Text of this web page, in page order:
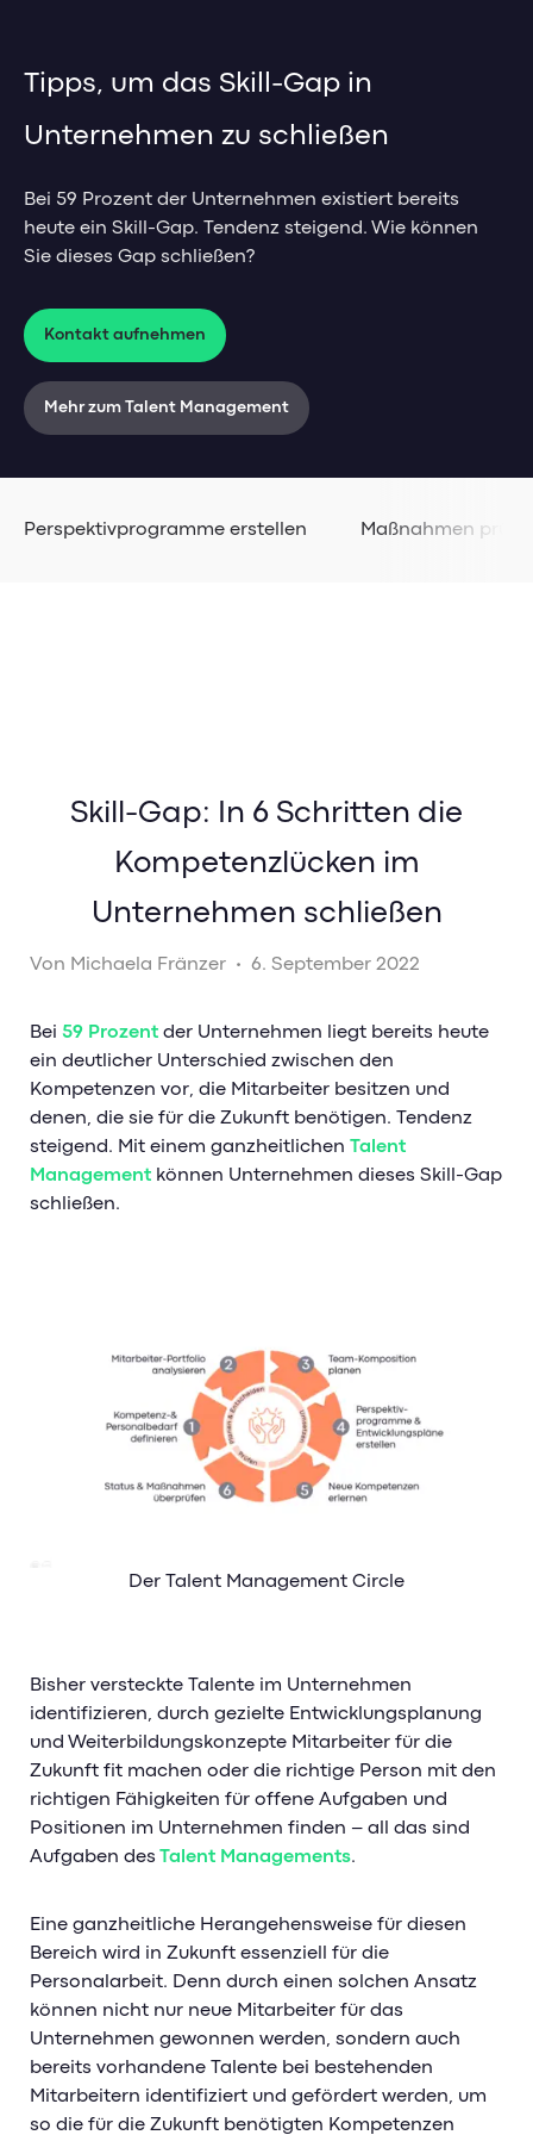
Management-Blog
Management-Glossar
Weiterbildungsmanagement
HR-Impulse
Referenzen & Erfolgsstorys
HR-Blog & Whitepaper
HR-Glossar
Sales & Service Cloud
Banking-Impulse
Referenzen & Erfolgsstorys
Banking Blog
Unternehmen
Karriere
Berufseinstieg
Tipps, um das Skill-Gap in
Unternehmen zu schließen
Bei 59 Prozent der Unternehmen existiert bereits
heute ein Skill-Gap. Tendenz steigend. Wie können
Sie dieses Gap schließen?
Kontakt aufnehmen
Mehr zum Talent Management
Perspektivprogramme erstellen Maßnahmen
Skill-Gap: In 6 Schritten die
Kompetenzlücken im
Unternehmen schließen
Von Michaela Fränzer • 6. September 2022
Bei 59 Prozent der Unternehmen liegt bereits heute
ein deutlicher Unterschied zwischen den
Kompetenzen vor, die Mitarbeiter besitzen und
denen, die sie für die Zukunft benötigen. Tendenz
steigend. Mit einem ganzheitlichen Talent
Management können Unternehmen dieses Skill-Gap
schließen.
Der Talent Management Circle
Bisher versteckte Talente im Unternehmen
identifizieren, durch gezielte Entwicklungsplanung
und Weiterbildungskonzepte Mitarbeiter für die
Zukunft fit machen oder die richtige Person mit den
richtigen Fähigkeiten für offene Aufgaben und
Positionen im Unternehmen finden – all das sind
Aufgaben des Talent Managements.
Eine ganzheitliche Herangehensweise für diesen
Bereich wird in Zukunft essenziell für die
Personalarbeit. Denn durch einen solchen Ansatz
können nicht nur neue Mitarbeiter für das
Unternehmen gewonnen werden, sondern auch
bereits vorhandene Talente bei bestehenden
Mitarbeitern identifiziert und gefördert werden, um
so die für die Zukunft benötigten Kompetenzen